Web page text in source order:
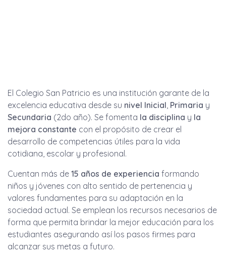
El Colegio San Patricio es una institución garante de la
excelencia educativa desde su nivel Inicial, Primaria y
Secundaria (2do año). Se fomenta la disciplina y la
mejora constante con el propósito de crear el
desarrollo de competencias útiles para la vida
cotidiana, escolar y profesional.
Cuentan más de 15 años de experiencia formando
niños y jóvenes con alto sentido de pertenencia y
valores fundamentes para su adaptación en la
sociedad actual. Se emplean los recursos necesarios de
forma que permita brindar la mejor educación para los
estudiantes asegurando así los pasos firmes para
alcanzar sus metas a futuro.